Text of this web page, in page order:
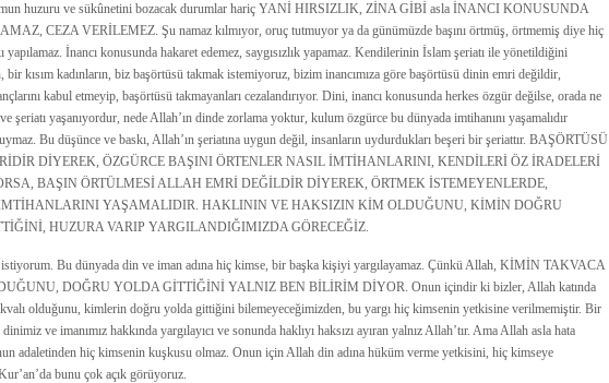
huzuru ve sükûnetini bozacak durumlar hariç YANİ HIRSIZLIK, ZİNA GİBİ asla İNANCI KONUSUNDA
CEZA VERİLEMEZ. Şu namaz kılmıyor, oruç tutmuyor ya da günümüzde başını örtmüş, örtmemiş diye hiç
yapılamaz. İnancı konusunda hakaret edemez, saygısızlık yapamaz. Kendilerinin İslam şeriatı ile yönetildiğini
bir kısım kadınların, biz başörtüsü takmak istemiyoruz, bizim inancımıza göre başörtüsü dinin emri değildir,
kabul etmeyip, başörtüsü takmayanları cezalandırıyor. Dini, inancı konusunda herkes özgür değilse, orada ne
şeriatı yaşanıyordur, nede Allah’ın dinde zorlama yoktur, kulum özgürce bu dünyada imtihanını yaşamalıdır
Bu düşünce ve baskı, Allah’ın şeriatına uygun değil, insanların uydurdukları beşeri bir şeriattır. BAŞÖRTÜSÜ
DİYEREK, ÖZGÜRCE BAŞINI ÖRTENLER NASIL İMTİHANLARINI, KENDİLERİ ÖZ İRADELERİ
BAŞIN ÖRTÜLMESİ ALLAH EMRİ DEĞİLDİR DİYEREK, ÖRTMEK İSTEMEYENLERDE,
YAŞAMALIDIR. HAKLININ VE HAKSIZIN KİM OLDUĞUNU, KİMİN DOĞRU
HUZURA VARIP YARGILANDIĞIMIZDA GÖRECEĞİZ.
istiyorum. Bu dünyada din ve iman adına hiç kimse, bir başka kişiyi yargılayamaz. Çünkü Allah, KİMİN TAKVACA
DOĞRU YOLDA GİTTİĞİNİ YALNIZ BEN BİLİRİM DİYOR. Onun içindir ki bizler, Allah katında
olduğunu, kimlerin doğru yolda gittiğini bilemeyeceğimizden, bu yargı hiç kimsenin yetkisine verilmemiştir. Bir
ve imanımız hakkında yargılayıcı ve sonunda haklıyı haksızı ayıran yalnız Allah’tır. Ama Allah asla hata
adaletinden hiç kimsenin kuşkusu olmaz. Onun için Allah din adına hüküm verme yetkisini, hiç kimseye
bunu çok açık görüyoruz.